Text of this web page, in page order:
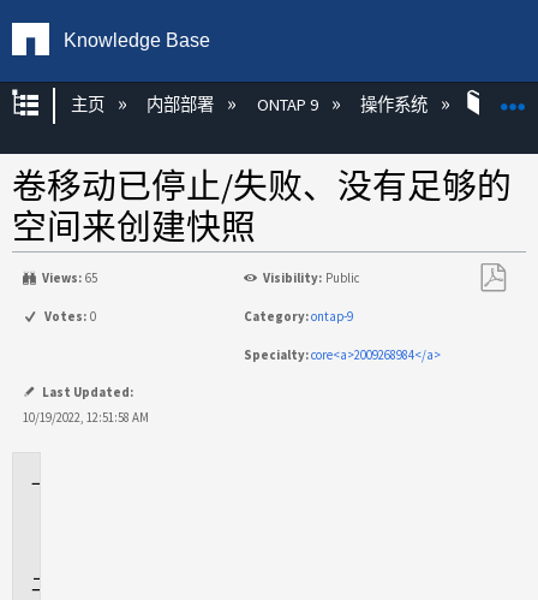
Knowledge Base
扩展/隐缩全局层次
主页 内部部署 ONTAP 9 操作系统
卷移动已停止/失败、没有足够的
空间来创建快照
Views: 65 Visibility: Public
Votes: 0 Category:ontap-9
Specialty:core<a>2009268984</a>
Last Updated:
10/19/2022, 12:51:58 AM